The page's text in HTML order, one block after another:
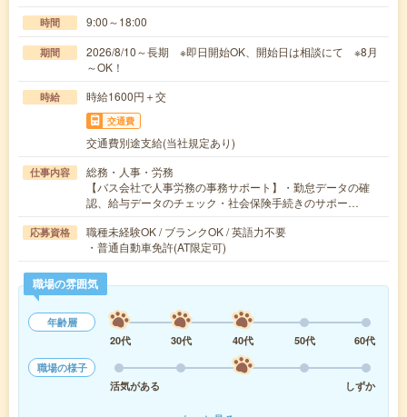
時間 9:00～18:00
期間
2026/8/10～長期 ※即日開始OK、開始日は相談にて ※8月
～OK！
時給 時給1600円＋交
交通費
交通費別途支給(当社規定あり)
仕事内容
総務・人事・労務
【バス会社で人事労務の事務サポート】・勤怠データの確
認、給与データのチェック・社会保険手続きのサポー…
応募資格
職種未経験OK / ブランクOK / 英語力不要
・普通自動車免許(AT限定可)
職場の雰囲気
年齢層
20代
30代 40代 50代
60代
職場の様子
活気がある
しずか